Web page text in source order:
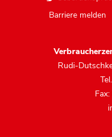
Barriere melden
Rudi-